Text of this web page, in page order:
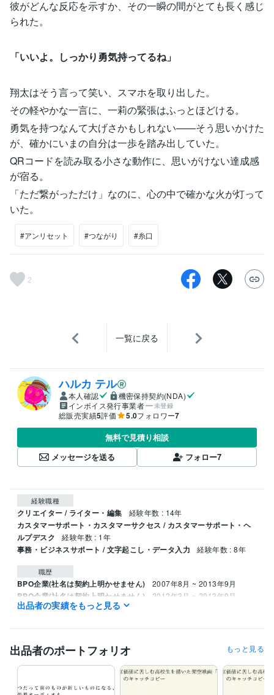
彼がどんな反応を示すか、その一瞬の間がとても長く感じ
られた。
「いいよ。しっかり勇気持ってるね」
翔太はそう言って笑い、スマホを取り出した。
その軽やかな一言に、一莉の緊張はふっとほどける。
勇気を持つなんて大げさかもしれない——そう思いかけた
が、確かにいまの自分は一歩を踏み出していた。
QRコードを読み取る小さな動作に、思いがけない達成感
が宿る。
「ただ繋がっただけ」なのに、心の中で確かな火が灯って
いた。
#アンリセット #つながり #糸口
2
一覧に戻る
ハルカ テル
本人確認
機密保持契約(NDA)
インボイス発行事業者
未登録
総販売実績5評価 5.0フォロワー7
無料で見積り相談
メッセージを送る
フォロー7
経験職種
クリエイター / ライター・編集 経験年数 : 14年
カスタマーサポート・カスタマーサクセス / カスタマーサポート・ヘ
ルプデスク
経験年数 : 1年
事務・ビジネスサポート / 文字起こし・データ入力 経験年数 : 8年
職歴
BPO企業(社名は契約上明かせません) 2007年8月 ~ 2013年9月
BPO企業(社名は契約上明かせません) 2012年3月 ~ 2013年9月
ランサーズ・クラウドワークス(2社それぞれによる仲介の形)
集客・採用サポート特化会社（社名は確認中)
2024年3月 ~ 2024年1
1月
スマートフォン向けアプリ運営(社名は契約上明かせません)
2月 ~ 2022年1月
2021年12月 ~ 2022年12月
出品者の実績をもっと見る
出品者のポートフォリオ もっと見る